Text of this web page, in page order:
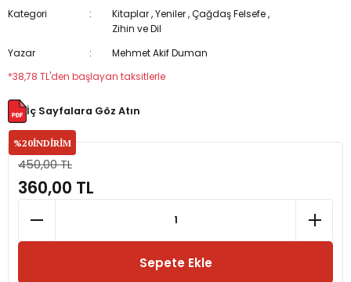
Kategori Kitaplar ,Yeniler ,Çağdaş Felsefe ,
Zihin ve Dil
Yazar
Mehmet Akif Duman
*38,78 TL'den başlayan taksitlerle
İç Sayfalara Göz Atın
%20İNDİRİM
450,00 TL
360,00 TL
Sepete Ekle